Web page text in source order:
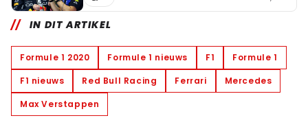
IN DIT ARTIKEL
Formule 1 2020 Formule 1 nieuws F1
Formule 1
F1 nieuws
Red Bull Racing Ferrari
Mercedes
Max Verstappen